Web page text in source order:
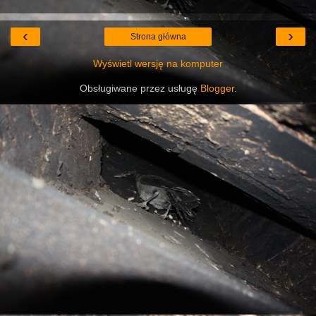
‹ ›
Strona główna
Wyświetl wersję na komputer
Obsługiwane przez usługę Blogger.